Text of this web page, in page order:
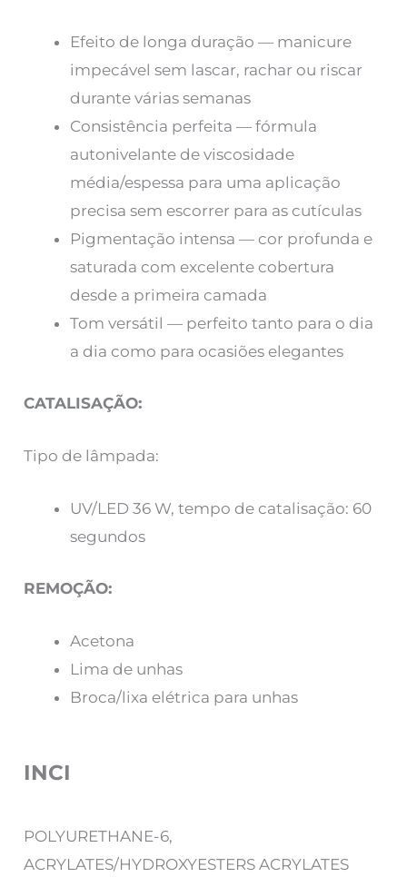
Efeito de longa duração — manicure
impecável sem lascar, rachar ou riscar
durante várias semanas
Consistência perfeita — fórmula
autonivelante de viscosidade
média/espessa para uma aplicação
precisa sem escorrer para as cutículas
Pigmentação intensa — cor profunda e
saturada com excelente cobertura
desde a primeira camada
Tom versátil — perfeito tanto para o dia
a dia como para ocasiões elegantes
CATALISAÇÃO:
Tipo de lâmpada:
UV/LED 36 W, tempo de catalisação: 60
segundos
REMOÇÃO:
Acetona
Lima de unhas
Broca/lixa elétrica para unhas
INCI
POLYURETHANE-6,
ACRYLATES/HYDROXYESTERS ACRYLATES